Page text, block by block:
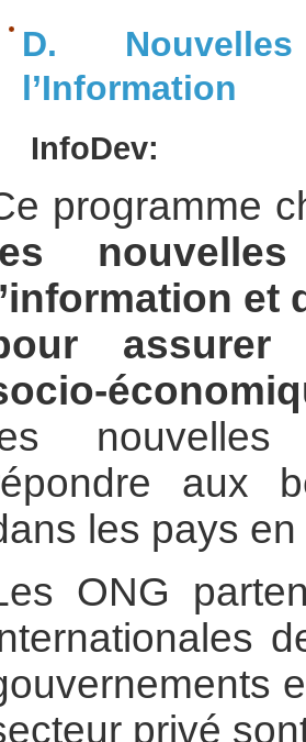
D.
l’Information
InfoDev:
programme
les
l’information
assurer
nouvelles
aux
les pays
ONG
privé